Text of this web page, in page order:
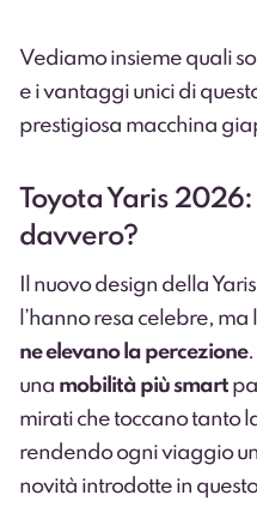
Vediamo insieme quali
e i vantaggi unici di
prestigiosa macchina
Toyota Yaris
davvero?
Il nuovo design della
l’hanno resa celebre,
ne elevano la percezione.
una mobilità più smart
mirati che toccano tanto
rendendo ogni viaggio
novità introdotte in